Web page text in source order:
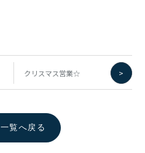
クリスマス営業☆ >
一覧へ戻る